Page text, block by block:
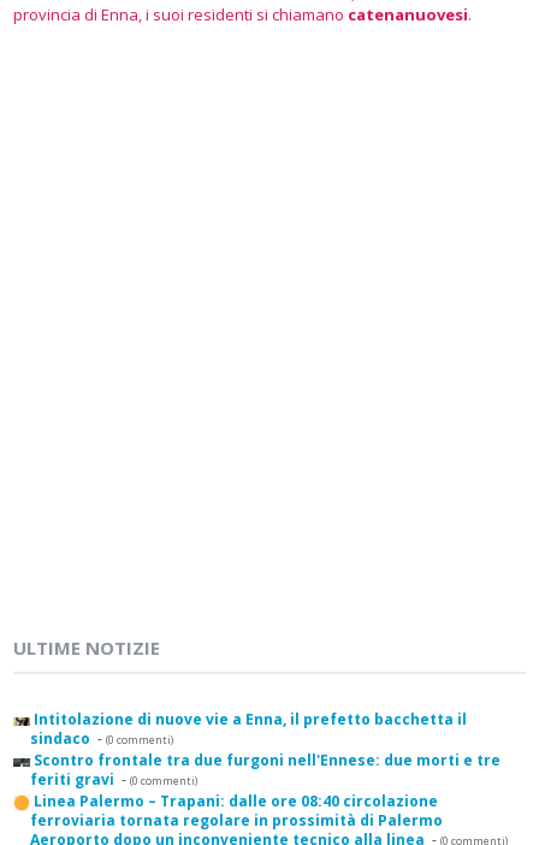
provincia di Enna, i suoi residenti si chiamano catenanuovesi.
ULTIME NOTIZIE
Intitolazione di nuove vie a Enna, il prefetto bacchetta il
sindaco - (0 commenti)
Scontro frontale tra due furgoni nell'Ennese: due morti e tre
feriti gravi - (0 commenti)
Linea Palermo – Trapani: dalle ore 08:40 circolazione
ferroviaria tornata regolare in prossimità di Palermo
Aeroporto dopo un inconveniente tecnico alla linea - (0 commenti)